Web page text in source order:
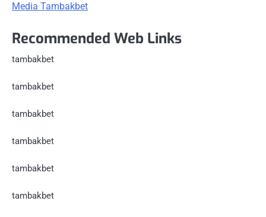
Media Tambakbet
Recommended Web Links
tambakbet
tambakbet
tambakbet
tambakbet
tambakbet
tambakbet